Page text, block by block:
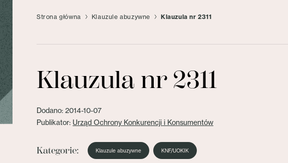
Strona główna Klauzule abuzywne Klauzula nr 2311
Klauzula nr 2311
Dodano: 2014-10-07
Publikator: Urząd Ochrony Konkurencji i Konsumentów
Kategorie: Klauzule abuzywne KNF/UOKIK